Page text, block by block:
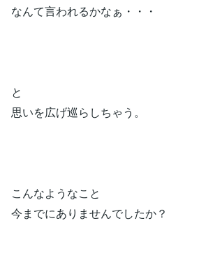
なんて言われるかなぁ・・・
と
思いを広げ巡らしちゃう。
こんなようなこと
今までにありませんでしたか？